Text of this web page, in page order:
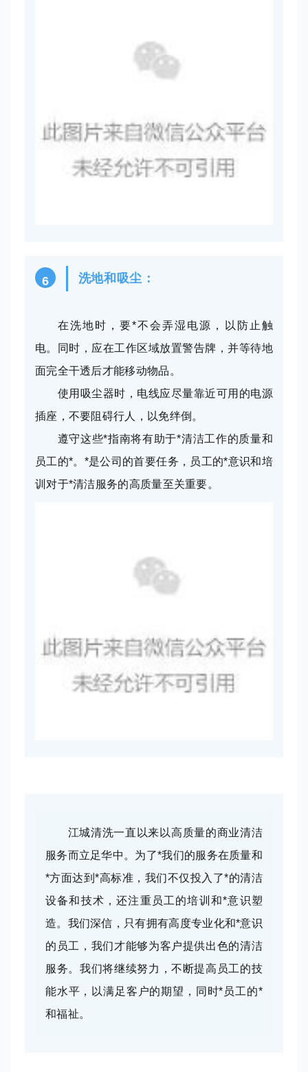
6 洗地和吸尘：
在洗地时，要*不会弄湿电源，以防止触
电。同时，应在工作区域放置警告牌，并等待地
面完全干透后才能移动物品。
使用吸尘器时，电线应尽量靠近可用的电源
插座，不要阻碍行人，以免绊倒。
遵守这些*指南将有助于*清洁工作的质量和
员工的*。*是公司的首要任务，员工的*意识和培
训对于*清洁服务的高质量至关重要。
江城清洗一直以来以高质量的商业清洁
服务而立足华中。为了*我们的服务在质量和
*方面达到*高标准，我们不仅投入了*的清洁
设备和技术，还注重员工的培训和*意识塑
造。我们深信，只有拥有高度专业化和*意识
的员工，我们才能够为客户提供出色的清洁
服务。我们将继续努力，不断提高员工的技
能水平，以满足客户的期望，同时*员工的*
和福祉。